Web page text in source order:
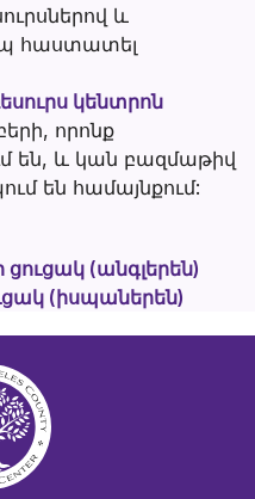
և
հաստատել
կենտրոն
որոնք
են, և կան բազմաթիվ
են համայնքում:
(անգլերեն)
(իսպաներեն)